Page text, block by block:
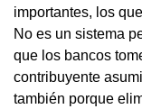
importantes, los
No es un sistema
que los bancos
contribuyente
también porque